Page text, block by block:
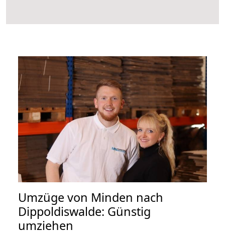
Umzüge von Minden nach
Dippoldiswalde: Günstig
umziehen